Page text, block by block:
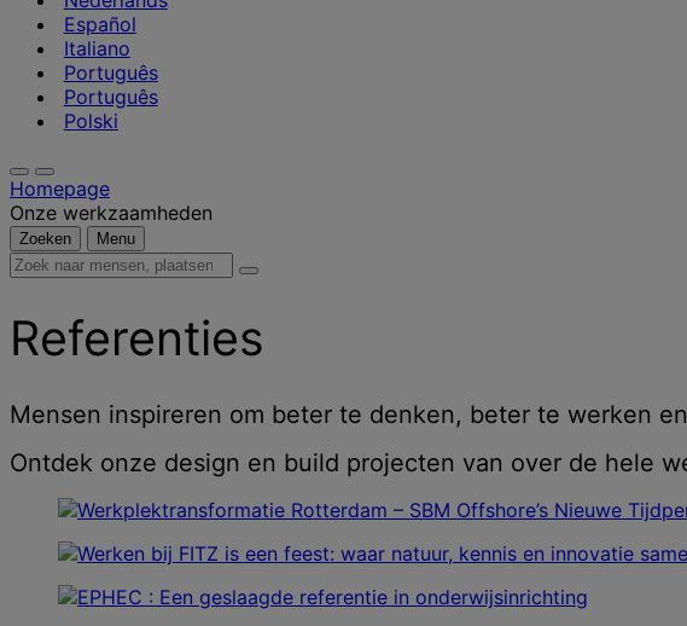
Español
Italiano
Português
Português
Polski
Homepage
Onze werkzaamheden
Zoeken Menu
Zoek
plaatsen,
nieuws
inzichten
Referenties
Mensen inspireren om beter te denken, beter te werken
Ontdek onze design en build projecten van over de hele